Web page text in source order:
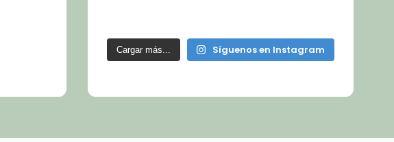
Cargar más... Síguenos en Instagram